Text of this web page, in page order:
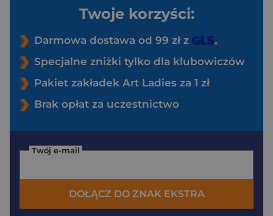
Twoje korzyści:
Darmowa dostawa od 99 zł z
Specjalne zniżki tylko dla klubowiczów
Pakiet zakładek Art Ladies za 1 zł
Brak opłat za uczestnictwo
Twój e-mail
DOŁĄCZ DO ZNAK EKSTRA